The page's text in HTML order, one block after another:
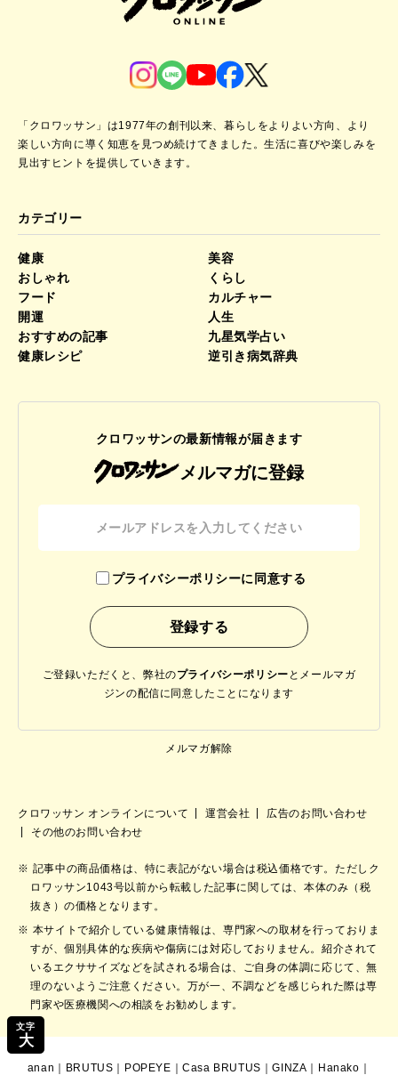
文字
大
「クロワッサン」は1977年の創刊以来、暮らしをよりよい方向、より
楽しい方向に導く知恵を見つめ続けてきました。生活に喜びや楽しみを
見出すヒントを提供していきます。
カテゴリー
健康
美容
おしゃれ
くらし
フード
カルチャー
開運
人生
おすすめの記事
九星気学占い
健康レシピ
逆引き病気辞典
クロワッサンの最新情報が届きます
メルマガに登録
プライバシーポリシーに同意する
ご登録いただくと、弊社のプライバシーポリシー と メールマガ
ジンの配信に同意したことになります
メルマガ解除
クロワッサン オンラインについて 運営会社
広告のお問い合わせ
その他のお問い合わせ
記事中の商品価格は、特に表記がない場合は税込価格です。ただしク
ロワッサン1043号以前から転載した記事に関しては、本体のみ（税
抜き）の価格となります。
本サイトで紹介している健康情報は、専門家への取材を行っておりま
すが、個別具体的な疾病や傷病には対応しておりません。紹介されて
いるエクササイズなどを試される場合は、ご自身の体調に応じて、無
理のないようご注意ください。万が一、不調などを感じられた際は専
門家や医療機関への相談をお勧めします。
anan ｜ BRUTUS ｜ POPEYE ｜Casa BRUTUS ｜GINZA ｜ Hanako ｜